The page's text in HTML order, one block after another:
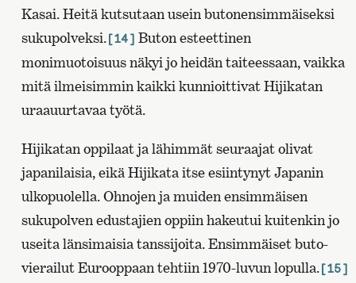
Kasai. Heitä kutsutaan usein butonensimmäiseksi
sukupolveksi.[14] Buton esteettinen
monimuotoisuus näkyi jo heidän taiteessaan, vaikka
mitä ilmeisimmin kaikki kunnioittivat Hijikatan
uraauurtavaa työtä.
Hijikatan oppilaat ja lähimmät seuraajat olivat
japanilaisia, eikä Hijikata itse esiintynyt Japanin
ulkopuolella. Ohnojen ja muiden ensimmäisen
sukupolven edustajien oppiin hakeutui kuitenkin jo
useita länsimaisia tanssijoita. Ensimmäiset buto-
vierailut Eurooppaan tehtiin 1970-luvun lopulla.[15]